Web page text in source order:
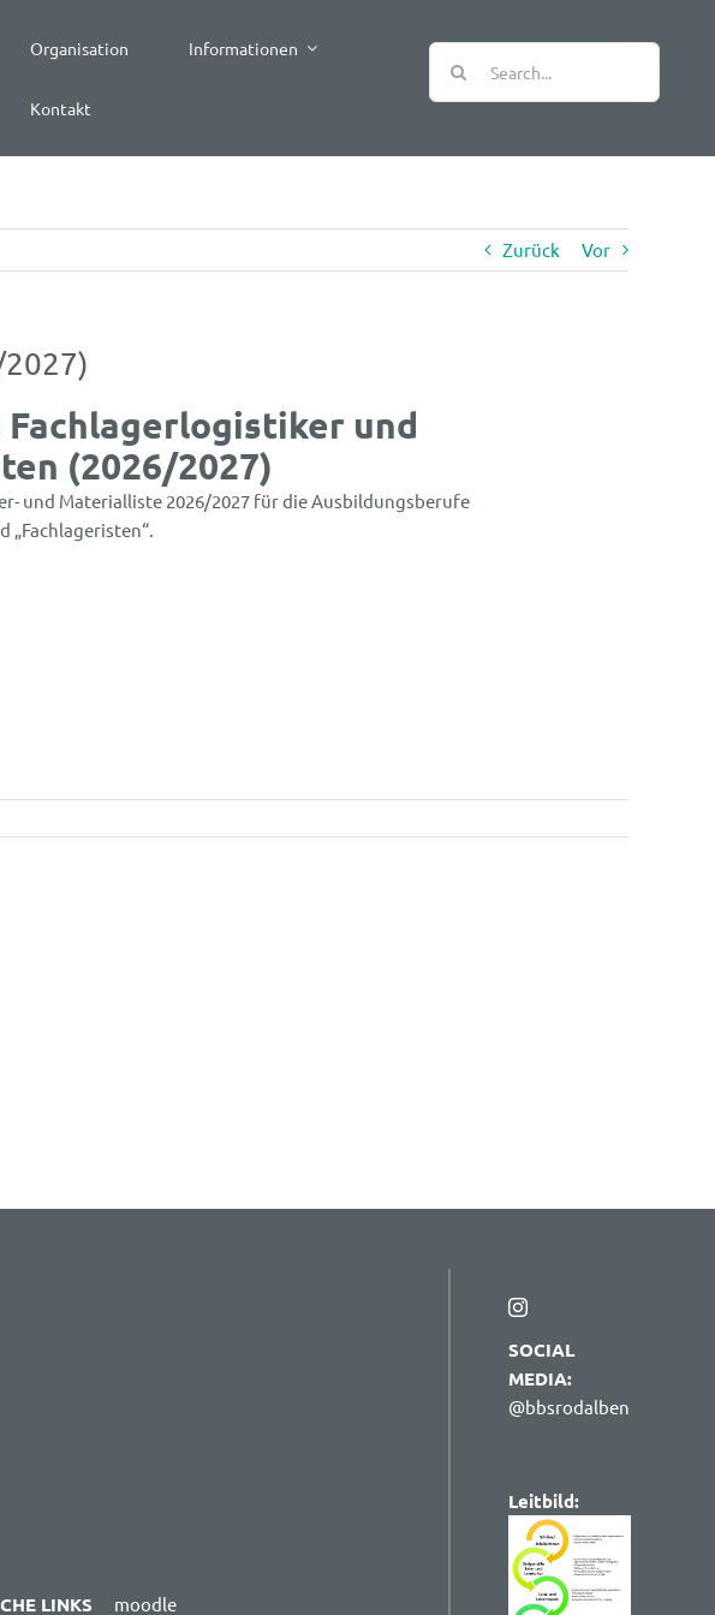
Organisation Informationen
Kontakt
Suche
nach:
Zurück Vor
und
(2026/2027)
und Materialliste 2026/2027 für die Ausbildungsberufe
„Fachlageristen“.
LINKS moodle
SOCIAL
MEDIA:
@bbsrodalben
Leitbild: